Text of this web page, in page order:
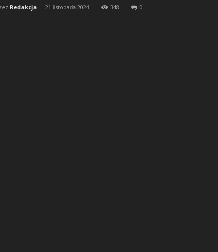
Redakcja - 21 listopada 2024 348 0